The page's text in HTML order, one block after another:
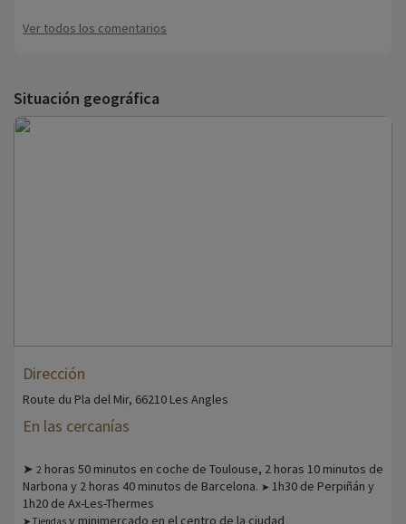
Ver todos los comentarios
Situación geográfica
Dirección
Route du Pla del Mir, 66210 Les Angles
En las cercanías
➤ 2 horas 50 minutos en coche de Toulouse, 2 horas 10 minutos de
Narbona y 2 horas 40 minutos de Barcelona. ➤ 1h30 de Perpiñán y
1h20 de Ax-Les-Thermes
➤ Tiendas y minimercado en el centro de la ciudad